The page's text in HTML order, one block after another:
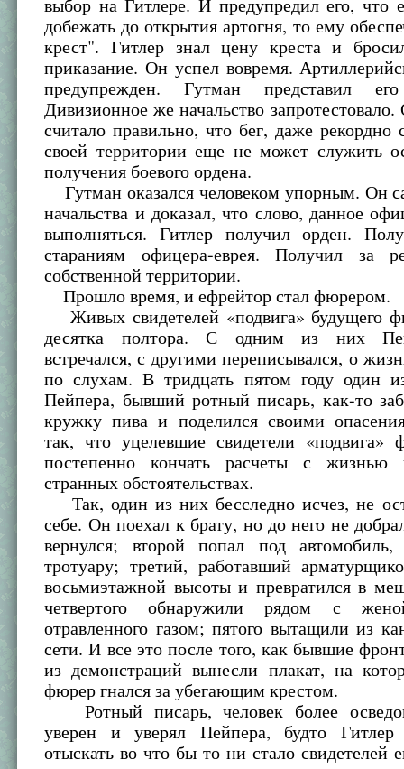
выбор на Гитлере. И предупредил его, что
добежать до открытия артогня, то ему
крест". Гитлер знал цену креста и
приказание. Он успел вовремя.
предупрежден. Гутман представил
Дивизионное же начальство
считало правильно, что бег, даже рекордно
своей территории еще не может служить
получения боевого ордена.
Гутман оказался человеком упорным. Он
начальства и доказал, что слово, данное
выполняться. Гитлер получил орден.
стараниям офицера-еврея. Получил за
собственной территории.
Прошло время, и ефрейтор стал фюрером.
Живых свидетелей «подвига» будущего
десятка полтора. С одним из них
встречался, с другими переписывался, о
по слухам. В тридцать пятом году один
Пейпера, бывший ротный писарь, как-то
кружку пива и поделился своими
так, что уцелевшие свидетели «подвига»
постепенно кончать расчеты с жизнью
странных обстоятельствах.
Так, один из них бесследно исчез, не
себе. Он поехал к брату, но до него не
вернулся; второй попал под
тротуару; третий, работавший
восьмиэтажной высоты и превратился в
четвертого обнаружили рядом с
отравленного газом; пятого вытащили из
сети. И все это после того, как бывшие
из демонстраций вынесли плакат, на
фюрер гнался за убегающим крестом.
Ротный писарь, человек более
уверен и уверял Пейпера, будто Гитлер
отыскать во что бы то ни стало свидетелей